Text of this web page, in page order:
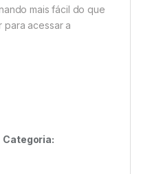
mais fácil do que
para acessar a
Categoria: